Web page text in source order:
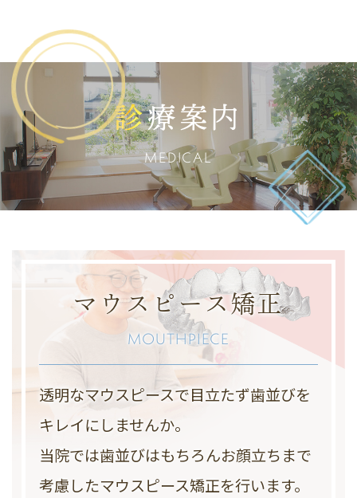
療案内
MEDICAL
マウスピース矯正
MOUTHPIECE
透明なマウスピースで目立たず歯並びを
キレイにしませんか。
当院では歯並びはもちろんお顔立ちまで
考慮したマウスピース矯正を行います。